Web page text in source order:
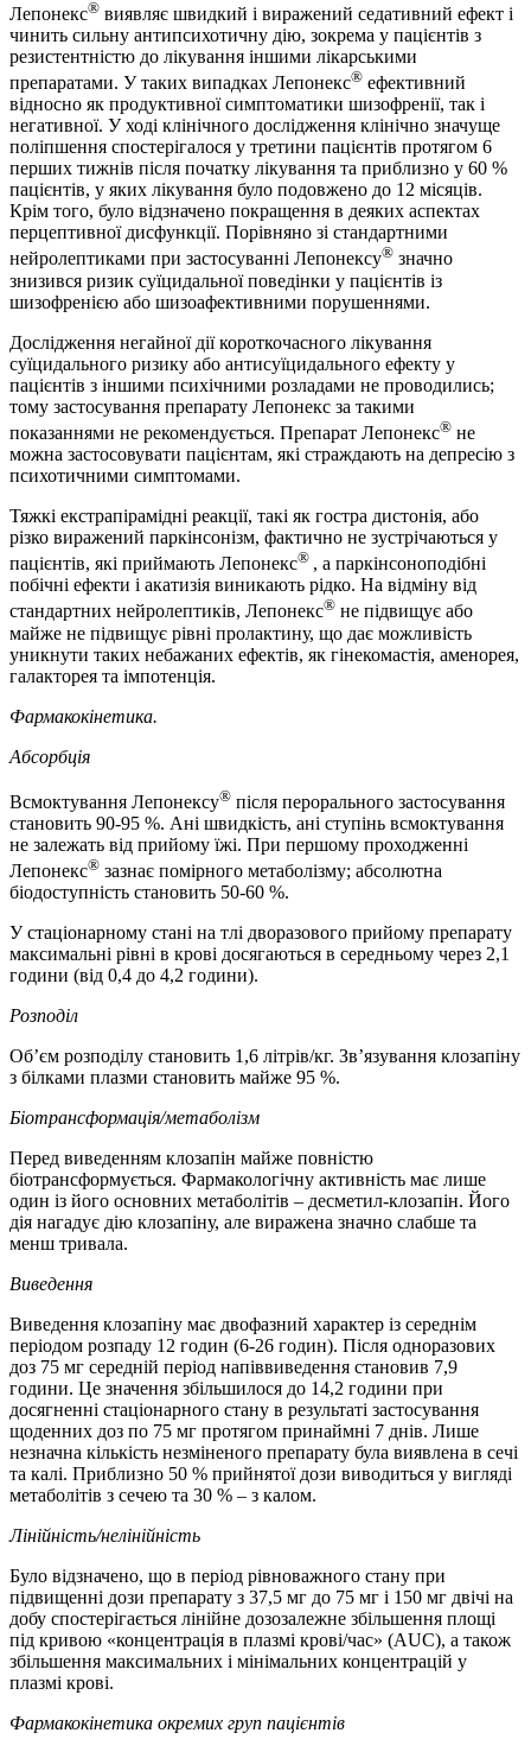
Лепонекс® виявляє швидкий і виражений седативний ефект і
чинить сильну антипсихотичну дію, зокрема у пацієнтів з
резистентністю до лікування іншими лікарськими
препаратами. У таких випадках Лепонекс® ефективний
відносно як продуктивної симптоматики шизофренії, так і
негативної. У ході клінічного дослідження клінічно значуще
поліпшення спостерігалося у третини пацієнтів протягом 6
перших тижнів після початку лікування та приблизно у 60 %
пацієнтів, у яких лікування було подовжено до 12 місяців.
Крім того, було відзначено покращення в деяких аспектах
перцептивної дисфункції. Порівняно зі стандартними
нейролептиками при застосуванні Лепонексу® значно
знизився ризик суїцидальної поведінки у пацієнтів із
шизофренією або шизоафективними порушеннями.
Дослідження негайної дії короткочасного лікування
суїцидального ризику або антисуїцидального ефекту у
пацієнтів з іншими психічними розладами не проводились;
тому застосування препарату Лепонекс за такими
показаннями не рекомендується. Препарат Лепонекс® не
можна застосовувати пацієнтам, які страждають на депресію з
психотичними симптомами.
Тяжкі екстрапірамідні реакції, такі як гостра дистонія, або
різко виражений паркінсонізм, фактично не зустрічаються у
пацієнтів, які приймають Лепонекс® , а паркінсоноподібні
побічні ефекти і акатизія виникають рідко. На відміну від
стандартних нейролептиків, Лепонекс® не підвищує або
майже не підвищує рівні пролактину, що дає можливість
уникнути таких небажаних ефектів, як гінекомастія, аменорея,
галакторея та імпотенція.
Фармакокінетика.
Абсорбція
Всмоктування Лепонексу® після перорального застосування
становить 90-95 %. Ані швидкість, ані ступінь всмоктування
не залежать від прийому їжі. При першому проходженні
Лепонекс® зазнає помірного метаболізму; абсолютна
біодоступність становить 50-60 %.
У стаціонарному стані на тлі дворазового прийому препарату
максимальні рівні в крові досягаються в середньому через 2,1
години (від 0,4 до 4,2 години).
Розподіл
Об’єм розподілу становить 1,6 літрів/кг. Зв’язування клозапіну
з білками плазми становить майже 95 %.
Біотрансформація/метаболізм
Перед виведенням клозапін майже повністю
біотрансформується. Фармакологічну активність має лише
один із його основних метаболітів – десметил-клозапін. Його
дія нагадує дію клозапіну, але виражена значно слабше та
менш тривала.
Виведення
Виведення клозапіну має двофазний характер із середнім
періодом розпаду 12 годин (6-26 годин). Після одноразових
доз 75 мг середній період напіввиведення становив 7,9
години. Це значення збільшилося до 14,2 години при
досягненні стаціонарного стану в результаті застосування
щоденних доз по 75 мг протягом принаймні 7 днів. Лише
незначна кількість незміненого препарату була виявлена в сечі
та калі. Приблизно 50 % прийнятої дози виводиться у вигляді
метаболітів з сечею та 30 % – з калом.
Лінійність/нелінійність
Було відзначено, що в період рівноважного стану при
підвищенні дози препарату з 37,5 мг до 75 мг і 150 мг двічі на
добу спостерігається лінійне дозозалежне збільшення площі
під кривою «концентрація в плазмі крові/час» (AUC), а також
збільшення максимальних і мінімальних концентрацій у
плазмі крові.
Фармакокінетика окремих груп пацієнтів